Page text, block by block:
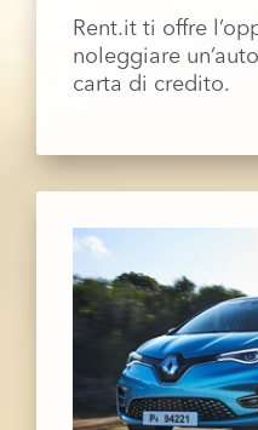
Rent.it ti offre
noleggiare
carta di credito.